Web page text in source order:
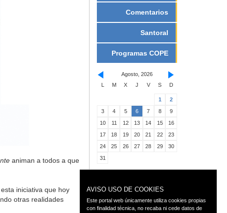
animan a todos a que
iniciativa que hoy
otras realidades
Comentarios
Santoral
Programas COPE
Agosto, 2026
L
M X J V S D
1
2
3
4 5 6 7 8
9
10
11 12 13 14 15
16
17
18 19 20 21 22
23
24
25 26 27 28 29
30
31
AVISO USO DE COOKIES
Este portal web únicamente utiliza cookies propias
con finalidad técnica, no recaba ni cede datos de